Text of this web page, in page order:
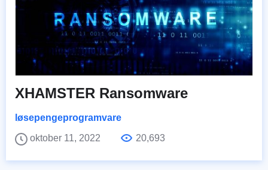
XHAMSTER Ransomware
løsepengeprogramvare
oktober 11, 2022
20,693